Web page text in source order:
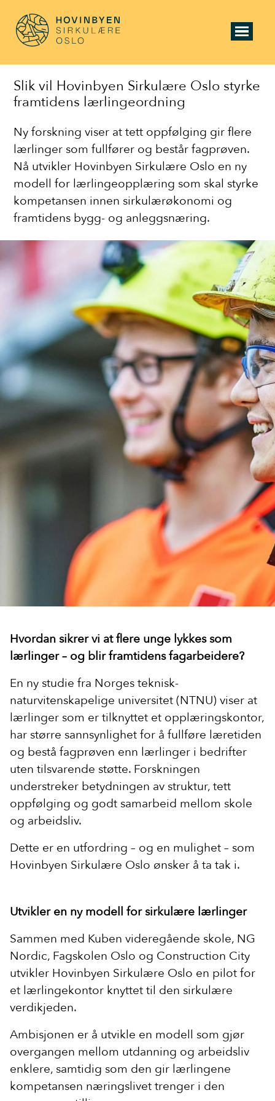
Slik vil Hovinbyen Sirkulære Oslo styrke
framtidens lærlingeordning
Ny forskning viser at tett oppfølging gir flere
lærlinger som fullfører og består fagprøven.
Nå utvikler Hovinbyen Sirkulære Oslo en ny
modell for lærlingeopplæring som skal styrke
kompetansen innen sirkulærøkonomi og
framtidens bygg- og anleggsnæring.
Hvordan sikrer vi at flere unge lykkes som
lærlinger – og blir framtidens fagarbeidere?
En ny studie fra Norges teknisk-
naturvitenskapelige universitet (NTNU) viser at
lærlinger som er tilknyttet et opplæringskontor,
har større sannsynlighet for å fullføre læretiden
og bestå fagprøven enn lærlinger i bedrifter
uten tilsvarende støtte. Forskningen
understreker betydningen av struktur, tett
oppfølging og godt samarbeid mellom skole
og arbeidsliv.
Dette er en utfordring – og en mulighet – som
Hovinbyen Sirkulære Oslo ønsker å ta tak i.
Utvikler en ny modell for sirkulære lærlinger
Sammen med Kuben videregående skole, NG
Nordic, Fagskolen Oslo og Construction City
utvikler Hovinbyen Sirkulære Oslo en pilot for
et lærlingekontor knyttet til den sirkulære
verdikjeden.
Ambisjonen er å utvikle en modell som gjør
overgangen mellom utdanning og arbeidsliv
enklere, samtidig som den gir lærlingene
kompetansen næringslivet trenger i den